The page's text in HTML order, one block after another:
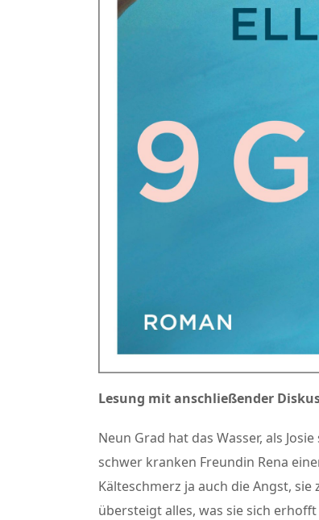
Lesung mit anschließender
Neun Grad hat das Wasser, als
schwer kranken Freundin Rena
Kälteschmerz ja auch die Angst,
übersteigt alles, was sie sich